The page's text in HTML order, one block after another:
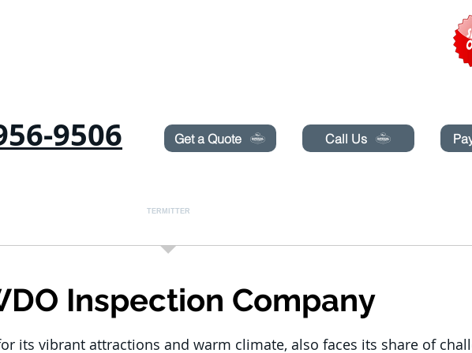
9506 Get a Quote Call Us
TERMITTER
Inspection Company
its vibrant attractions and warm climate, also faces its share of